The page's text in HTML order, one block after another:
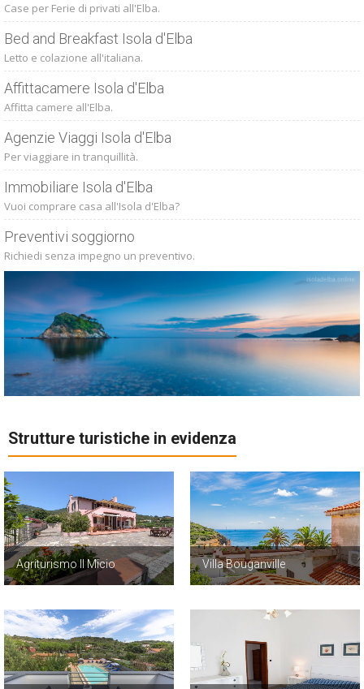
Case per Ferie di privati all'Elba.
Bed and Breakfast Isola d'Elba
Letto e colazione all'italiana.
Affittacamere Isola d'Elba
Affitta camere all'Elba.
Agenzie Viaggi Isola d'Elba
Per viaggiare in tranquillità.
Immobiliare Isola d'Elba
Vuoi comprare casa all'Isola d'Elba?
Preventivi soggiorno
Richiedi senza impegno un preventivo.
Strutture turistiche in evidenza
Agriturismo Il Micio Villa Bouganville